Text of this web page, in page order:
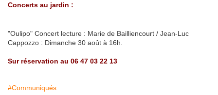
Concerts au jardin :
"Oulipo" Concert lecture : Marie de Bailliencourt / Jean-Luc
Cappozzo : Dimanche 30 août à 16h.
Sur réservation au 06 47 03 22 13
#Communiqués